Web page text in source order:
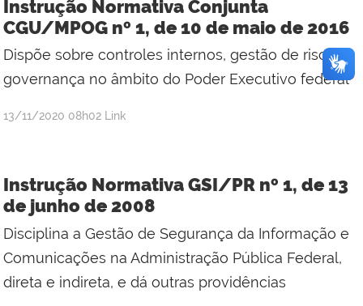
Instrução Normativa Conjunta
CGU/MPOG nº 1, de 10 de maio de 2016
Dispõe sobre controles internos, gestão de riscos e
governança no âmbito do Poder Executivo federal
publicado
13/11/2020 08h02 Link
Instrução Normativa GSI/PR nº 1, de 13
de junho de 2008
Disciplina a Gestão de Segurança da Informação e
Comunicações na Administração Pública Federal,
direta e indireta, e dá outras providências